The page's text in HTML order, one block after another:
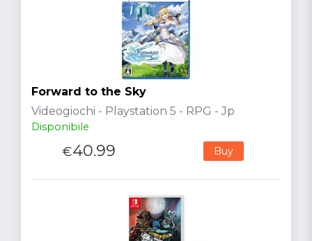
Forward to the Sky
Videogiochi - Playstation 5 - RPG - Jp
Disponibile
€40.99 Buy